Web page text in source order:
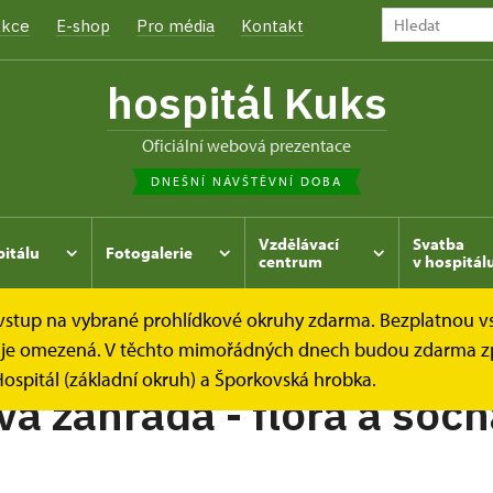
E-shop Pro média Kontakt
hospitál Kuks
oficiální webová prezentace
DNEŠNÍ NÁVŠTĚVNÍ DOBA
Fotogalerie
Vzdělávací
centrum
Svatba
v
na vybrané prohlídkové okruhy zdarma. Bezplatnou
omezená. V těchto mimořádných dnech budou zdarma
(základní okruh) a Šporkovská hrobka.
zahrada - flóra a